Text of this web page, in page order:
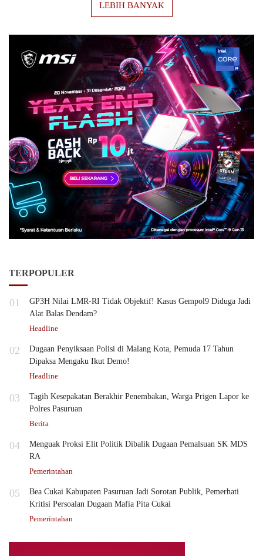
LEBIH BANYAK
TERPOPULER
01
GP3H Nilai LMR-RI Tidak Objektif! Kasus Gempol9 Diduga Jadi
Alat Balas Dendam?
Headline
02
Dugaan Penyiksaan Polisi di Malang Kota, Pemuda 17 Tahun
Dipaksa Mengaku Ikut Demo!
Headline
03
Tagih Kesepakatan Berakhir Penembakan, Warga Prigen Lapor ke
Polres Pasuruan
Berita
04
Menguak Proksi Elit Politik Dibalik Dugaan Pemalsuan SK MDS
RA
Pemerintahan
05
Bea Cukai Kabupaten Pasuruan Jadi Sorotan Publik, Pemerhati
Kritisi Persoalan Dugaan Mafia Pita Cukai
Pemerintahan